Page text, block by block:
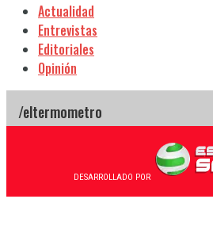
Actualidad
Entrevistas
Editoriales
Opinión
DESARROLLADO POR